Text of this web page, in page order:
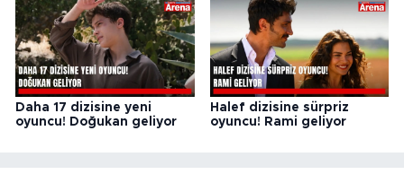
Daha 17 dizisine yeni
oyuncu! Doğukan geliyor
Halef dizisine sürpriz
oyuncu! Rami geliyor